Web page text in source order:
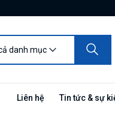
danh mục
Liên hệ Tin tức & sự